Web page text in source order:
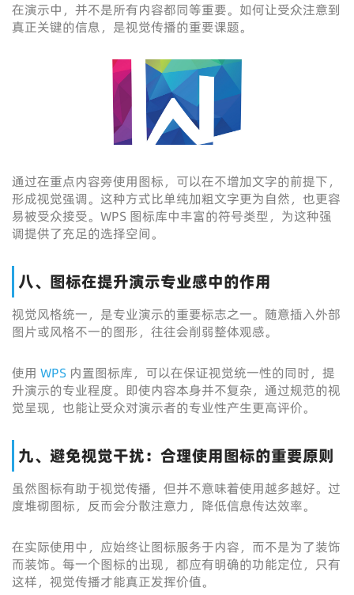
在演示中，并不是所有内容都同等重要。如何让受众注意到
真正关键的信息，是视觉传播的重要课题。
通过在重点内容旁使用图标，可以在不增加文字的前提下，
形成视觉强调。这种方式比单纯加粗文字更为自然，也更容
易被受众接受。WPS 图标库中丰富的符号类型，为这种强
调提供了充足的选择空间。
八、图标在提升演示专业感中的作用
视觉风格统一，是专业演示的重要标志之一。随意插入外部
图片或风格不一的图形，往往会削弱整体观感。
使用 WPS 内置图标库，可以在保证视觉统一性的同时，提
升演示的专业程度。即使内容本身并不复杂，通过规范的视
觉呈现，也能让受众对演示者的专业性产生更高评价。
九、避免视觉干扰：合理使用图标的重要原则
虽然图标有助于视觉传播，但并不意味着使用越多越好。过
度堆砌图标，反而会分散注意力，降低信息传达效率。
在实际使用中，应始终让图标服务于内容，而不是为了装饰
而装饰。每一个图标的出现，都应有明确的功能定位，只有
这样，视觉传播才能真正发挥价值。